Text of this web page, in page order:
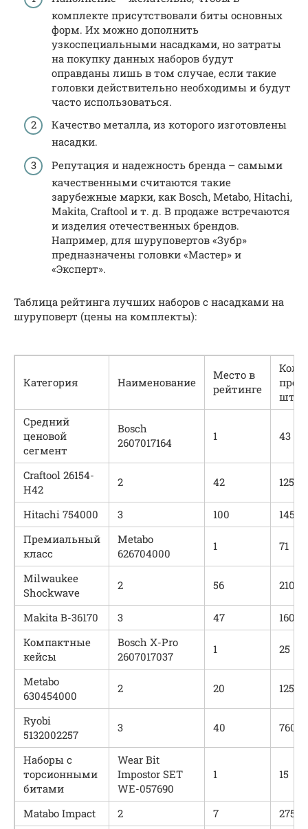
комплекте присутствовали биты основных
форм. Их можно дополнить
узкоспециальными насадками, но затраты
на покупку данных наборов будут
оправданы лишь в том случае, если такие
головки действительно необходимы и будут
часто использоваться.
Качество металла, из которого изготовлены
насадки.
Репутация и надежность бренда – самыми
качественными считаются такие
зарубежные марки, как Bosch, Metabo, Hitachi,
Makita, Craftool и т. д. В продаже встречаются
и изделия отечественных брендов.
Например, для шуруповертов «Зубр»
предназначены головки «Мастер» и
«Эксперт».
Таблица рейтинга лучших наборов с насадками на
шуруповерт (цены на комплекты):
Категория Наименование
Место в
рейтинге
шт.
Средний
ценовой
сегмент
Bosch
2607017164
1 43
Craftool 26154-
H42
2 42 1250
Hitachi 754000 3 100
1450
Премиальный
класс
Metabo
626704000
1 71
Milwaukee
Shockwave
2 56 2100
Makita B-36170 3 47
1600
Компактные
кейсы
Bosch X-Pro
2607017037
1 25
Metabo
630454000
2 20 1250
Ryobi
5132002257
3 40 760
Наборы с
торсионными
битами
Wear Bit
Impostor SET
WE-057690
1 15
Matabo Impact 2 7 2750